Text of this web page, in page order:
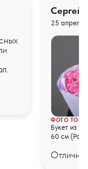
Сергей
25 апреля
ФОТО
Букет из
60 см